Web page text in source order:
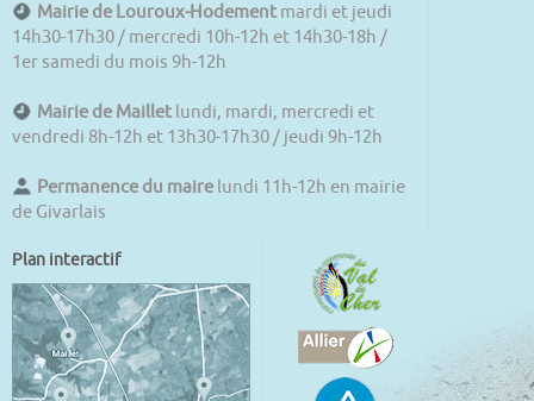
Mairie de Louroux-Hodement mardi et jeudi
14h30-17h30 / mercredi 10h-12h et 14h30-18h /
1er samedi du mois 9h-12h
Mairie de Maillet lundi, mardi, mercredi et
vendredi 8h-12h et 13h30-17h30 / jeudi 9h-12h
Permanence du maire lundi 11h-12h en mairie
de Givarlais
Plan interactif